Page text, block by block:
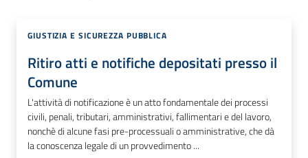
GIUSTIZIA E SICUREZZA PUBBLICA
Ritiro atti e notifiche depositati presso il
Comune
L'attività di notificazione è un atto fondamentale dei processi
civili, penali, tributari, amministrativi, fallimentari e del lavoro,
nonchè di alcune fasi pre-processuali o amministrative, che dà
la conoscenza legale di un provvedimento ...